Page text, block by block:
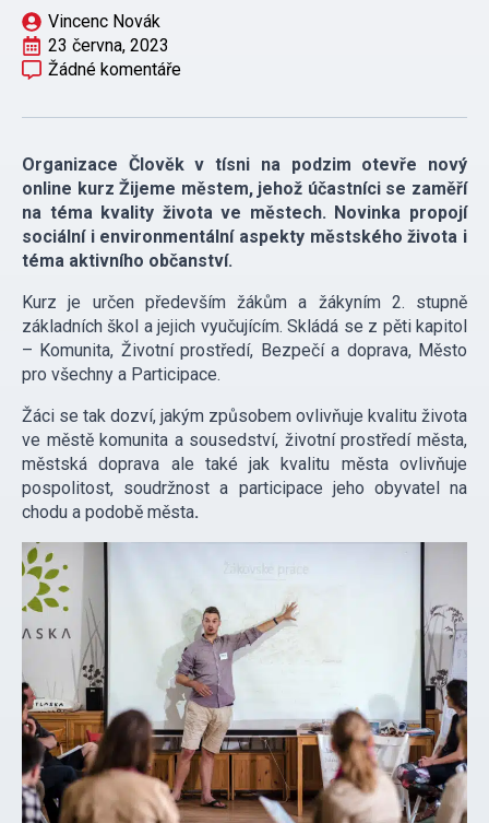
Vincenc Novák
23 června, 2023
Žádné komentáře
Organizace Člověk v tísni na podzim otevře nový
online kurz Žijeme městem, jehož účastníci se zaměří
na téma kvality života ve městech. Novinka propojí
sociální i environmentální aspekty městského života i
téma aktivního občanství.
Kurz je určen především žákům a žákyním 2. stupně
základních škol a jejich vyučujícím. Skládá se z pěti kapitol
– Komunita, Životní prostředí, Bezpečí a doprava, Město
pro všechny a Participace.
Žáci se tak dozví, jakým způsobem ovlivňuje kvalitu života
ve městě komunita a sousedství, životní prostředí města,
městská doprava ale také jak kvalitu města ovlivňuje
pospolitost, soudržnost a participace jeho obyvatel na
chodu a podobě města.